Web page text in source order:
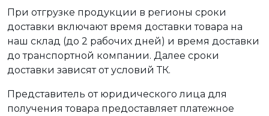
При отгрузке продукции в регионы сроки
доставки включают время доставки товара на
наш склад (до 2 рабочих дней) и время доставки
до транспортной компании. Далее сроки
доставки зависят от условий ТК.
Представитель от юридического лица для
получения товара предоставляет платежное